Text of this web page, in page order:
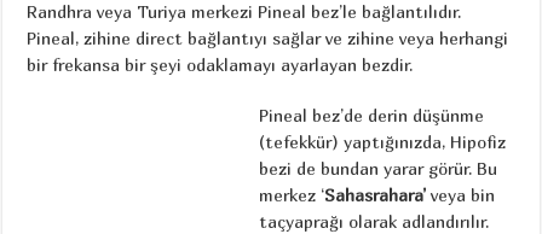
Randhra veya Turiya merkezi Pineal bez’le bağlantılıdır.
Pineal, zihine direct bağlantıyı sağlar ve zihine veya herhangi
bir frekansa bir şeyi odaklamayı ayarlayan bezdir.
Pineal bez’de derin düşünme
(tefekkür) yaptığınızda, Hipofiz
bezi de bundan yarar görür. Bu
merkez ‘Sahasrahara’ veya bin
taçyaprağı olarak adlandırılır.